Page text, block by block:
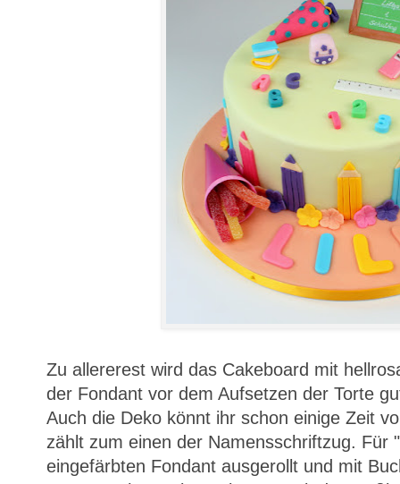
Zu allererest wird das Cakeboard mit
der Fondant vor dem Aufsetzen der Torte
Auch die Deko könnt ihr schon einige Zeit
zählt zum einen der Namensschriftzug. Für
eingefärbten Fondant ausgerollt und mit